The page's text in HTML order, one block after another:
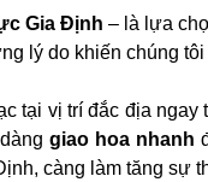
Gia Định – là lựa
lý do khiến chúng
tại vị trí đắc địa ngay
giao hoa nhanh
càng làm tăng sự